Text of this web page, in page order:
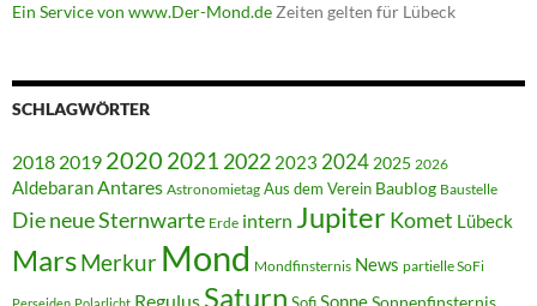
Ein Service von www.Der-Mond.de Zeiten gelten für Lübeck
SCHLAGWÖRTER
2018 2019 2020 2021 2022 2023 2024 2025 2026
AldebaranAntares Astronomietag Aus dem Verein Baublog Baustelle
Die neue Sternwarte Erde intern Jupiter Komet Lübeck
MarsMerkur Mond Mondfinsternis News partielle SoFi
Regulus Saturn Sonne